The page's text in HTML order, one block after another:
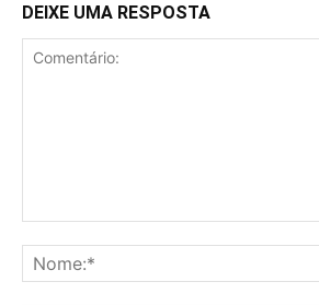
DEIXE UMA RESPOSTA